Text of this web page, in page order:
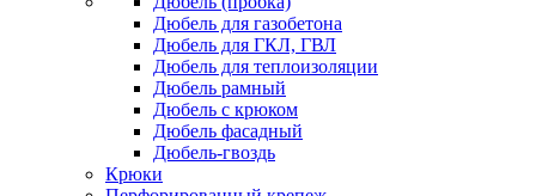
Дюбель для газобетона
Дюбель для ГКЛ, ГВЛ
Дюбель для теплоизоляции
Дюбель рамный
Дюбель с крюком
Дюбель фасадный
Дюбель-гвоздь
Крюки